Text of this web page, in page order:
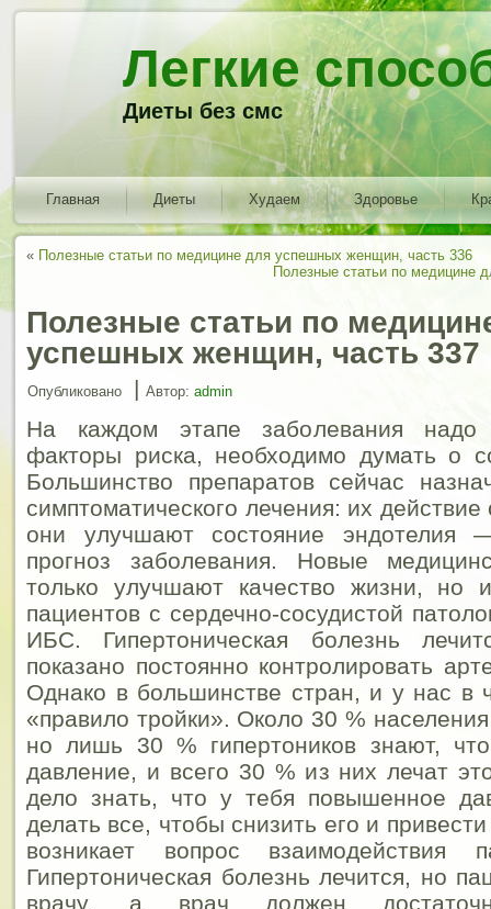
Легкие
Диеты без смс
Главная Диеты Худаем Здоровье
« Полезные статьи по медицине для успешных женщин, часть 336
Полезные статьи по медицине
Полезные статьи по
успешных женщин, часть 337
Опубликовано | Автор: admin
На каждом этапе заболевания надо
факторы риска, необходимо думать о
Большинство препаратов сейчас
симптоматического лечения: их действие
они улучшают состояние эндотелия
прогноз заболевания. Новые
только улучшают качество жизни, но
пациентов с сердечно-сосудистой
ИБС. Гипертоническая болезнь
показано постоянно контролировать
Однако в большинстве стран, и у нас в
«правило тройки». Около 30 %
но лишь 30 % гипертоников знают,
давление, и всего 30 % из них лечат
дело знать, что у тебя повышенное
делать все, чтобы снизить его и
возникает вопрос взаимодействия
Гипертоническая болезнь лечится, но
врачу, а врач должен